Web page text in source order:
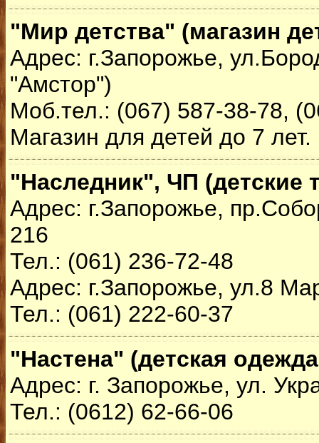
"Мир детства" (магазин
Адрес: г.Запорожье,
"Амстор")
Моб.тел.: (067) 587-38-78,
Магазин для детей до 7 лет.
"Наследник", ЧП (детские
Адрес: г.Запорожье,
216
Тел.: (061) 236-72-48
Адрес: г.Запорожье, ул.8
Тел.: (061) 222-60-37
"Настена" (детская
Адрес: г. Запорожье, ул.
Тел.: (0612) 62-66-06